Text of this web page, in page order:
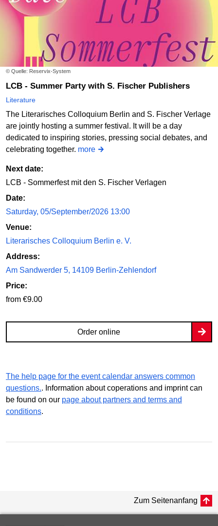
© Quelle: Reservix-System
LCB - Summer Party with S. Fischer Publishers
Literature
The Literarisches Colloquium Berlin and S. Fischer Verlage
are jointly hosting a summer festival. It will be a day
dedicated to inspiring stories, pressing social debates, and
celebrating together. more
Next date:
LCB - Sommerfest mit den S. Fischer Verlagen
Date:
Saturday, 05/September/2026 13:00
Venue:
Literarisches Colloquium Berlin e. V.
Address:
Am Sandwerder 5, 14109 Berlin-Zehlendorf
Price:
from €9.00
Order online
The help page for the event calendar answers common
questions.. Information about coperations and imprint can
be found on our page about partners and terms and
conditions.
Zum Seitenanfang